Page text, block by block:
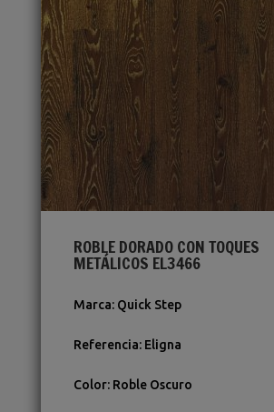
ROBLE DORADO CON TOQUES
METÁLICOS EL3466
Marca: Quick Step
Referencia: Eligna
Color: Roble Oscuro